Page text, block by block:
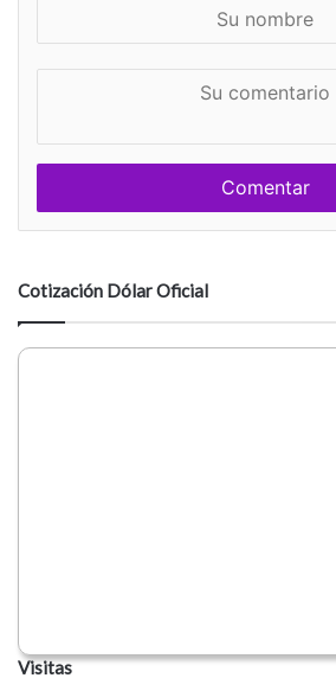
e
n
a
i
o
Cotización Dólar Oficial
Visitas